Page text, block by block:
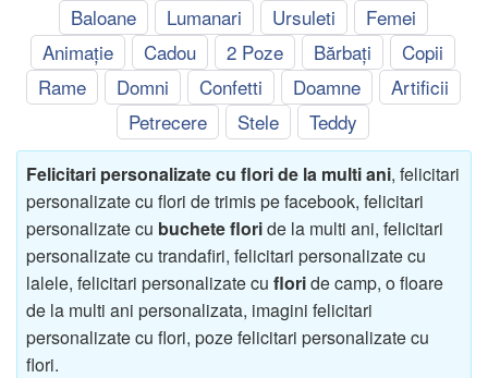
Baloane
Lumanari Ursuleti
Femei
Animație
Cadou 2 Poze Bărbați
Copii
Rame
Domni Confetti Doamne
Artificii
Petrecere
Stele Teddy
Felicitari personalizate cu flori de la multi ani, felicitari
personalizate cu flori de trimis pe facebook, felicitari
personalizate cu buchete floride la multi ani, felicitari
personalizate cu trandafiri, felicitari personalizate cu
lalele, felicitari personalizate cu floride camp, o floare
de la multi ani personalizata, imagini felicitari
personalizate cu flori, poze felicitari personalizate cu
flori.